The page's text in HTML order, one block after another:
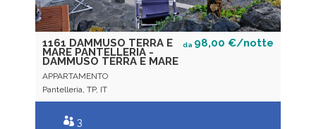
1161 DAMMUSO TERRA E
MARE PANTELLERIA -
DAMMUSO TERRA E MARE
da 98,00 €/notte
APPARTAMENTO
Pantelleria, TP, IT
3